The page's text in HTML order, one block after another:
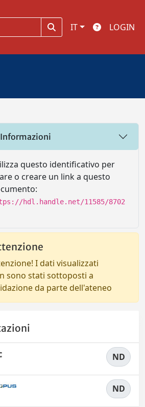
IT LOGIN
Informazioni
questo identificativo per
o creare un link a questo
hdl.handle.net/11585/8702
I dati visualizzati
sono stati sottoposti a
da parte dell'ateneo
ND
ND